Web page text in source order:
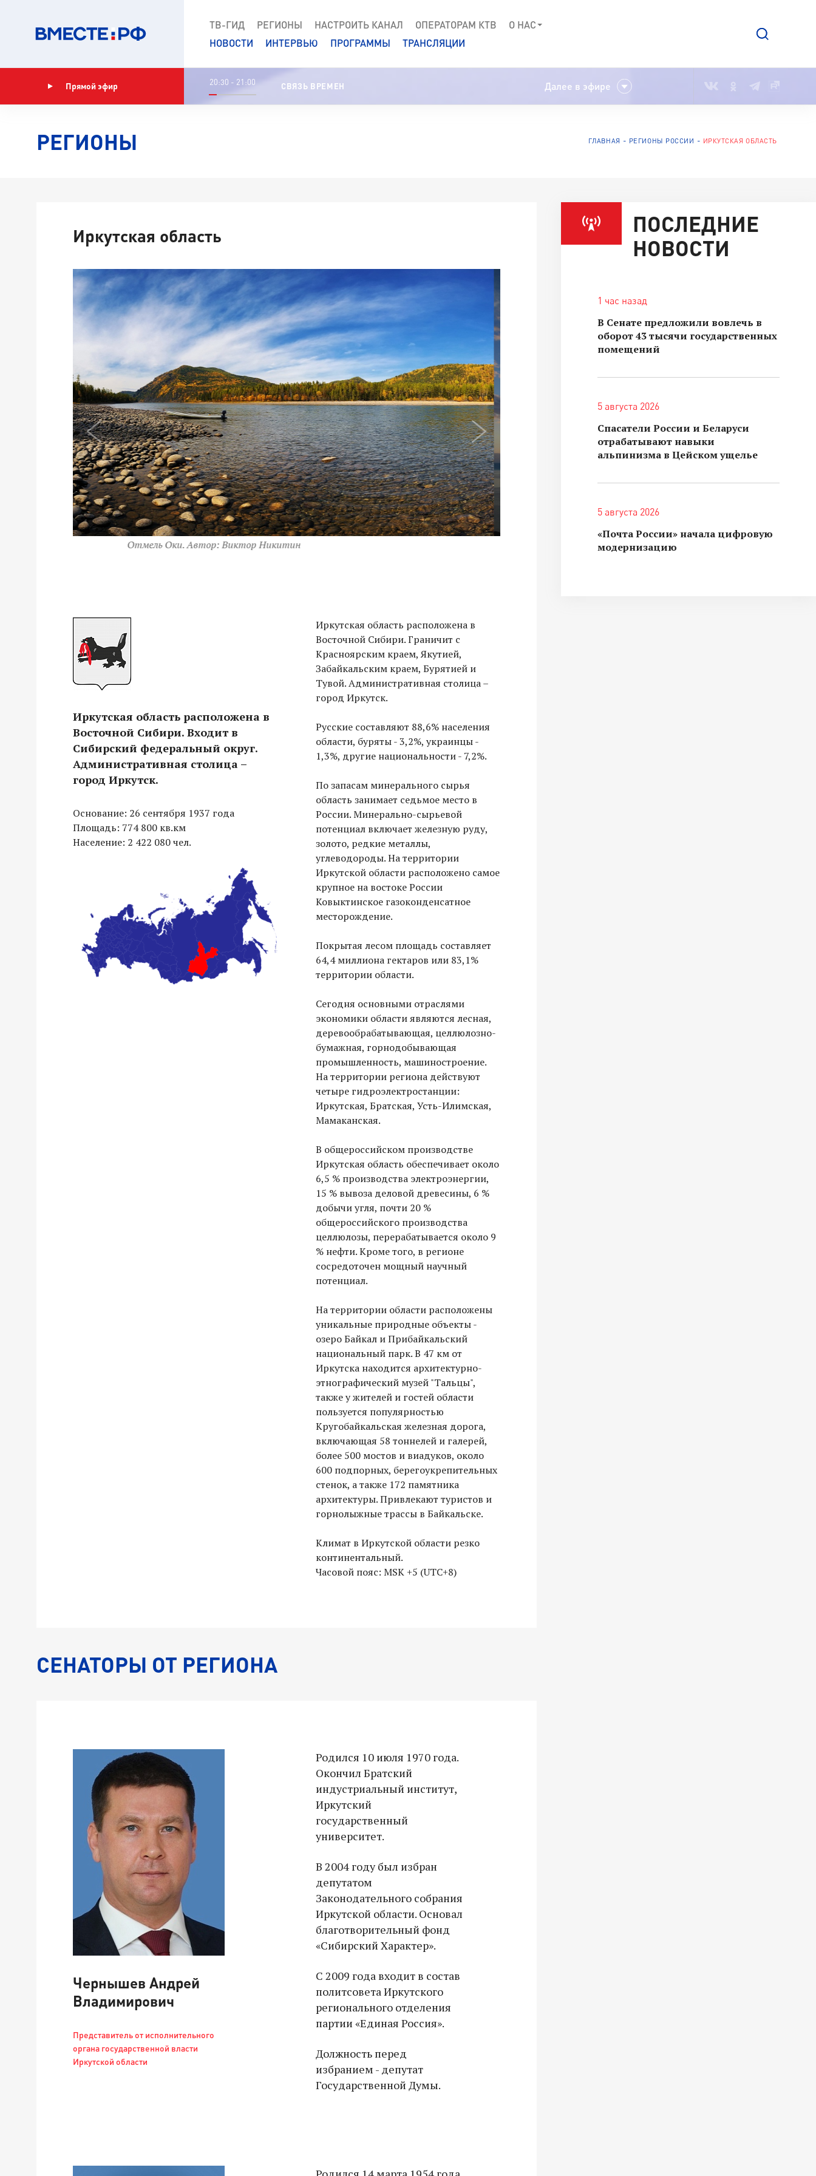
ТВ-ГИД РЕГИОНЫ НАСТРОИТЬ КАНАЛ ОПЕРАТОРАМ КТВ
О НАС
НОВОСТИ
ИНТЕРВЬЮ ПРОГРАММЫ ТРАНСЛЯЦИИ
Прямой эфир 20:30 - 21:00 СВЯЗЬ ВРЕМЕН Далее в эфире
РЕГИОНЫ ГЛАВНАЯ РЕГИОНЫ РОССИИ ИРКУТСКАЯ ОБЛАСТЬ
Иркутская область
Байкал. Дерево желаний на острове
Собор Богоявления и памятник
Иркутская область расположена в
Восточной Сибири. Входит в
Сибирский федеральный округ.
Административная столица –
город Иркутск.
Основание: 26 сентября 1937 года
Площадь: 774 800 кв.км
Население: 2 422 080 чел.
Иркутская область расположена в
Восточной Сибири. Граничит с
Красноярским краем, Якутией,
Забайкальским краем, Бурятией и
Тувой. Административная столица –
город Иркутск.
Русские составляют 88,6% населения
области, буряты - 3,2%, украинцы -
1,3%, другие национальности - 7,2%.
По запасам минерального сырья
область занимает седьмое место в
России. Минерально-сырьевой
потенциал включает железную руду,
золото, редкие металлы,
углеводороды. На территории
Иркутской области расположено самое
крупное на востоке России
Ковыктинское газоконденсатное
месторождение.
Покрытая лесом площадь составляет
64,4 миллиона гектаров или 83,1%
территории области.
Сегодня основными отраслями
экономики области являются лесная,
деревообрабатывающая, целлюлозно-
бумажная, горнодобывающая
промышленность, машиностроение.
На территории региона действуют
четыре гидроэлектростанции:
Иркутская, Братская, Усть-Илимская,
Мамаканская.
В общероссийском производстве
Иркутская область обеспечивает около
6,5 % производства электроэнергии,
15 % вывоза деловой древесины, 6 %
добычи угля, почти 20 %
общероссийского производства
целлюлозы, перерабатывается около 9
% нефти. Кроме того, в регионе
сосредоточен мощный научный
потенциал.
На территории области расположены
уникальные природные объекты -
озеро Байкал и Прибайкальский
национальный парк. В 47 км от
Иркутска находится архитектурно-
этнографический музей "Тальцы",
также у жителей и гостей области
пользуется популярностью
Кругобайкальская железная дорога,
включающая 58 тоннелей и галерей,
более 500 мостов и виадуков, около
600 подпорных, берегоукрепительных
стенок, а также 172 памятника
архитектуры. Привлекают туристов и
горнолыжные трассы в Байкальске.
Климат в Иркутской области резко
континентальный.
Часовой пояс: MSK +5 (UTC+8)
СЕНАТОРЫ ОТ РЕГИОНА
Чернышев Андрей
Владимирович
Представитель от исполнительного
органа государственной власти
Иркутской области
Родился 10 июля 1970 года.
Окончил Братский
индустриальный институт,
Иркутский
государственный
университет.
В 2004 году был избран
депутатом
Законодательного собрания
Иркутской области. Основал
благотворительный фонд
«Сибирский Характер».
С 2009 года входит в состав
политсовета Иркутского
регионального отделения
партии «Единая Россия».
Должность перед
избранием - депутат
Государственной Думы.
ПОСЛЕДНИЕ
НОВОСТИ
1 час назад
В Сенате предложили вовлечь в
оборот 43 тысячи государственных
помещений
5 августа 2026
Спасатели России и Беларуси
отрабатывают навыки
альпинизма в Цейском ущелье
5 августа 2026
«Почта России» начала цифровую
модернизацию